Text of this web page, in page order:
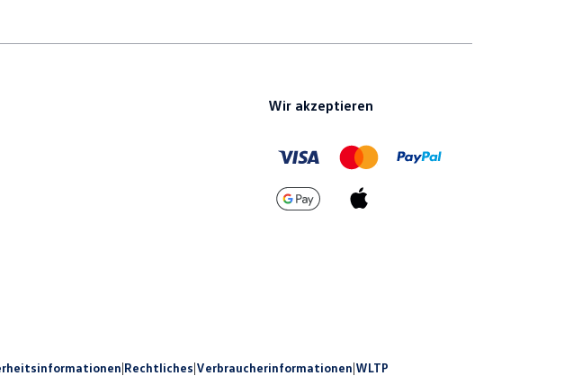
Wir akzeptieren
|Rechtliches|Verbraucherinformationen|WLTP